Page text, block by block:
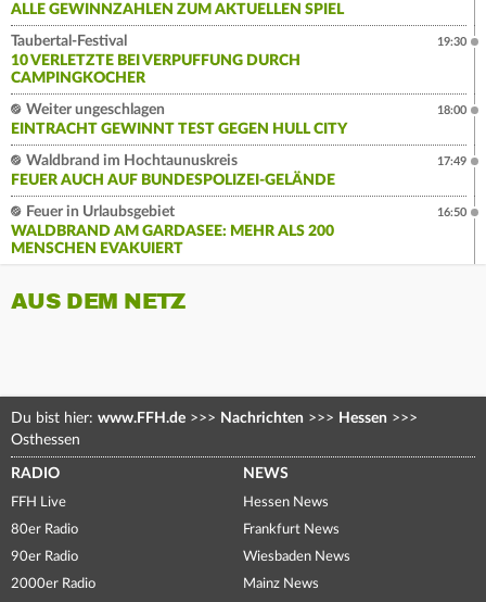
ALLE GEWINNZAHLEN ZUM AKTUELLEN SPIEL
Taubertal-Festival
10 VERLETZTE BEI VERPUFFUNG DURCH
CAMPINGKOCHER
19:30
Weiter ungeschlagen
EINTRACHT GEWINNT TEST GEGEN HULL CITY
18:00
Waldbrand im Hochtaunuskreis
FEUER AUCH AUF BUNDESPOLIZEI-GELÄNDE
17:49
Feuer in Urlaubsgebiet
WALDBRAND AM GARDASEE: MEHR ALS 200
MENSCHEN EVAKUIERT
16:50
AUS DEM NETZ
Du bist hier: www.FFH.de >>> Nachrichten >>> Hessen >>>
Osthessen
RADIO
FFH Live
80er Radio
90er Radio
2000er Radio
NEWS
Hessen News
Frankfurt News
Wiesbaden News
Mainz News